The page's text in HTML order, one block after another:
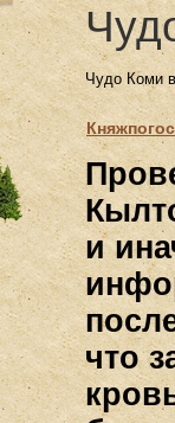
Чудо Коми
и
что